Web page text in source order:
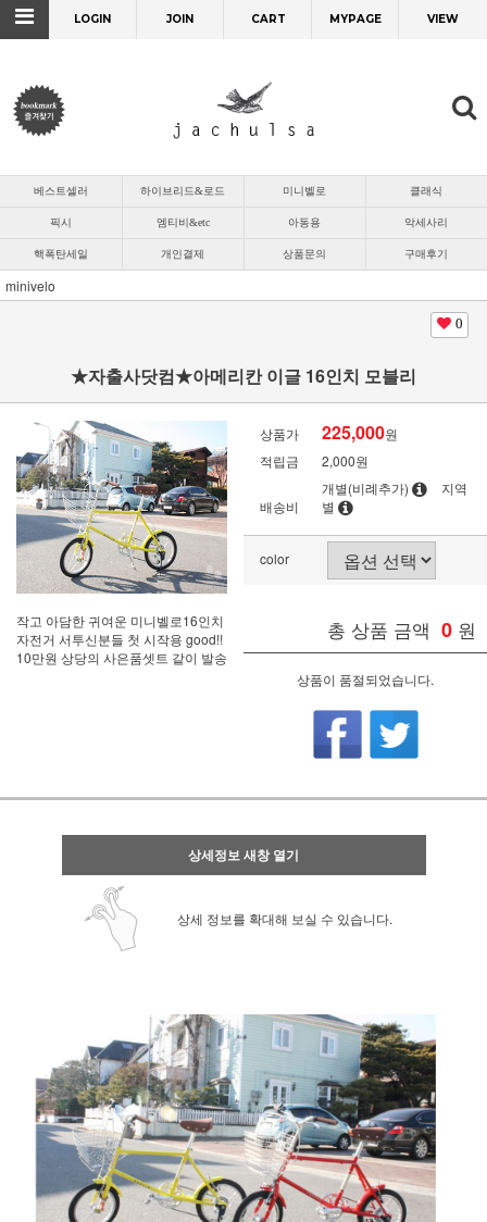
LOGIN JOIN CART MYPAGE VIEW
베스트셀러 하이브리드&로드 미니벨로 클래식
픽시 엠티비&etc 아동용 악세사리
핵폭탄세일 개인결제 상품문의 구매후기
minivelo
0
★자출사닷컴★아메리칸 이글 16인치 모블리
작고 아담한 귀여운 미니벨로16인치
자전거 서투신분들 첫 시작용 good!!
10만원 상당의 사은품셋트 같이 발송
상품가 225,000원
적립금
2,000원
배송비
개별(비례추가)
지역
별
color
총 상품 금액 0 원
상품이 품절되었습니다.
상세정보 새창 열기
상세 정보를 확대해 보실 수 있습니다.